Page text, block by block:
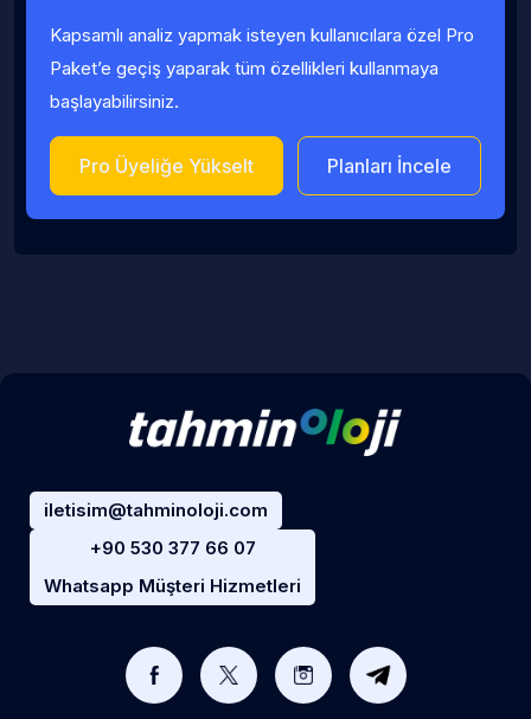
Kapsamlı analiz yapmak isteyen kullanıcılara özel Pro
Paket’e geçiş yaparak tüm özellikleri kullanmaya
başlayabilirsiniz.
Pro Üyeliğe Yükselt Planları İncele
iletisim@tahminoloji.com
+90 530 377 66 07
Whatsapp Müşteri Hizmetleri